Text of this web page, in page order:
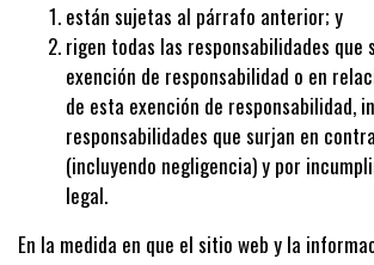
están sujetas al párrafo anterior; y
rigen todas las responsabilidades que
exención de responsabilidad o en
de esta exención de responsabilidad,
responsabilidades que surjan en
(incluyendo negligencia) y por
legal.
En la medida en que el sitio web y la